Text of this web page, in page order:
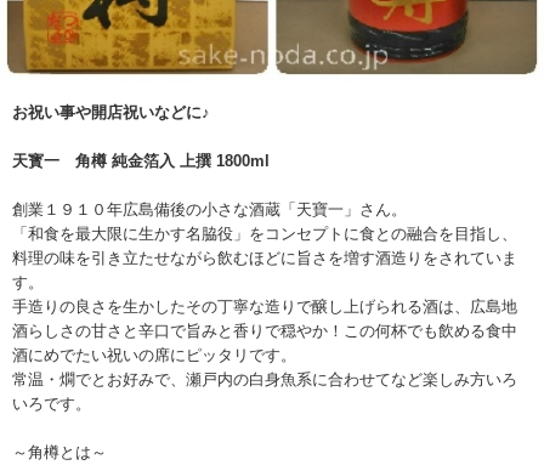
お祝い事や開店祝いなどに♪
天寳一 角樽 純金箔入 上撰 1800ml
創業１９１０年広島備後の小さな酒蔵「天寶一」さん。
「和食を最大限に生かす名脇役」をコンセプトに食との融合を目指し、
料理の味を引き立たせながら飲むほどに旨さを増す酒造りをされていま
す。
手造りの良さを生かしたその丁寧な造りで醸し上げられる酒は、広島地
酒らしさの甘さと辛口で旨みと香りで穏やか！この何杯でも飲める食中
酒にめでたい祝いの席にピッタリです。
常温・燗でとお好みで、瀬戸内の白身魚系に合わせてなど楽しみ方いろ
いろです。
～角樽とは～